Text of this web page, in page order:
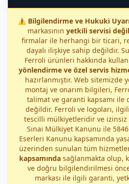
⚠️ Bilgilendirme ve Hukuki
markasının yetkili servisi
firmalar ile herhangi bir ticari,
dayalı ilişkiye sahip değildir.
Ferroli ürünleri hakkında
yönlendirme ve özel servis
hazırlanmıştır. Web sitemizde
montaj ve onarım bilgileri,
talimat ve garanti kapsamı ile
değildir. Ferroli ve logoları,
tescilli mülkiyetleridir ve izinsiz
Sınai Mülkiyet Kanunu ile 5846
Eserleri Kanunu kapsamında
üzerinden sunulan tüm
kapsamındasağlanmakta olup,
ve doğru bilgilendirilmesi
markası ile ilgili garanti,